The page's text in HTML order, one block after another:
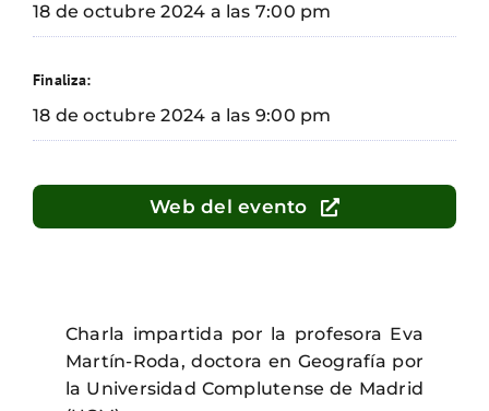
18 de octubre 2024 a las 7:00 pm
Finaliza:
18 de octubre 2024 a las 9:00 pm
Web del evento
Charla impartida por la profesora Eva
Martín-Roda, doctora en Geografía por
la Universidad Complutense de Madrid